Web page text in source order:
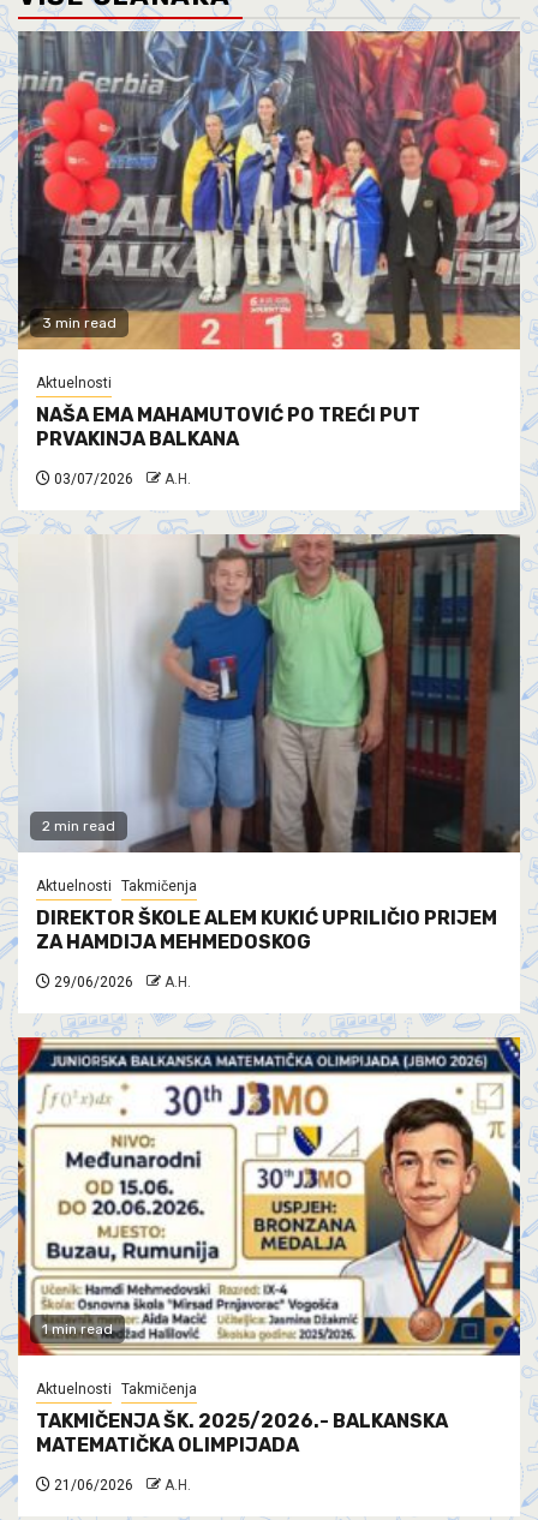
3 min read
Aktuelnosti
NAŠA EMA MAHAMUTOVIĆ PO TREĆI PUT
PRVAKINJA BALKANA
03/07/2026 A.H.
2 min read
Aktuelnosti Takmičenja
DIREKTOR ŠKOLE ALEM KUKIĆ UPRILIČIO PRIJEM
ZA HAMDIJA MEHMEDOSKOG
29/06/2026 A.H.
1 min read
Aktuelnosti Takmičenja
TAKMIČENJA ŠK. 2025/2026.- BALKANSKA
MATEMATIČKA OLIMPIJADA
21/06/2026 A.H.